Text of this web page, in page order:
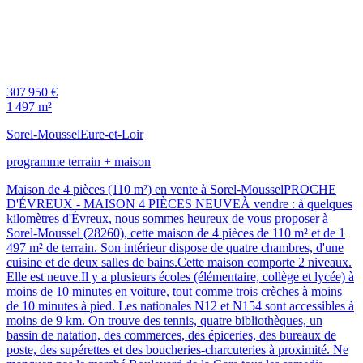
307 950 €
1 497 m²
Sorel-MousselEure-et-Loir
programme terrain + maison
Maison de 4 pièces (110 m²) en vente à Sorel-MousselPROCHE
D'ÉVREUX - MAISON 4 PIÈCES NEUVEÀ vendre : à quelques
kilomètres d'Évreux, nous sommes heureux de vous proposer à
Sorel-Moussel (28260), cette maison de 4 pièces de 110 m² et de 1
497 m² de terrain. Son intérieur dispose de quatre chambres, d'une
cuisine et de deux salles de bains.Cette maison comporte 2 niveaux.
Elle est neuve.Il y a plusieurs écoles (élémentaire, collège et lycée) à
moins de 10 minutes en voiture, tout comme trois crèches à moins
de 10 minutes à pied. Les nationales N12 et N154 sont accessibles à
moins de 9 km. On trouve des tennis, quatre bibliothèques, un
bassin de natation, des commerces, des épiceries, des bureaux de
poste, des supérettes et des boucheries-charcuteries à proximité. Ne